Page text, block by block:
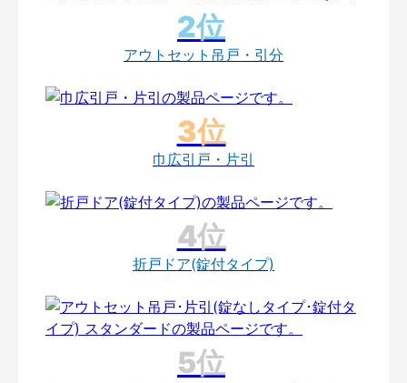
アウトセット吊戸・引分
巾広引戸・片引
折戸ドア(錠付タイプ)